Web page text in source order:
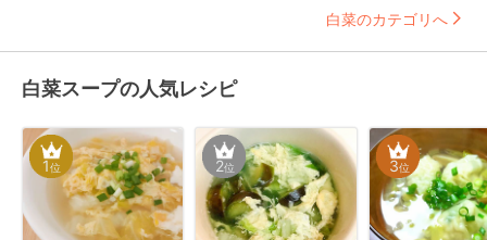
白菜のカテゴリへ
白菜スープの人気レシピ
1位 2位 3位